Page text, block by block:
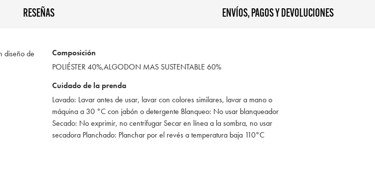
RESEÑAS ENVÍOS, PAGOS Y DEVOLUCIONES
diseño de
Composición
POLIÉSTER 40%,ALGODON MAS SUSTENTABLE 60%
Cuidado de la prenda
Lavado: Lavar antes de usar, lavar con colores similares, lavar a mano o
máquina a 30 °C con jabón o detergente Blanqueo: No usar blanqueador
Secado: No exprimir, no centrifugar Secar en línea a la sombra, no usar
secadora Planchado: Planchar por el revés a temperatura baja 110°C